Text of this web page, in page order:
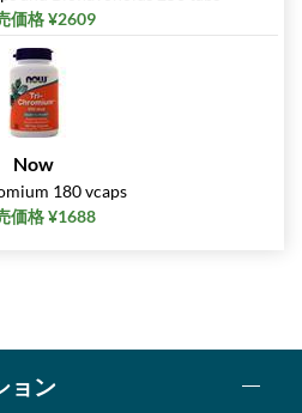
価格 ¥2609
Now
180 vcaps
価格 ¥1688
ョン